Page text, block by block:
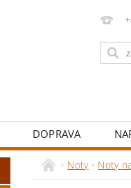
DOPRAVA
Noty Noty